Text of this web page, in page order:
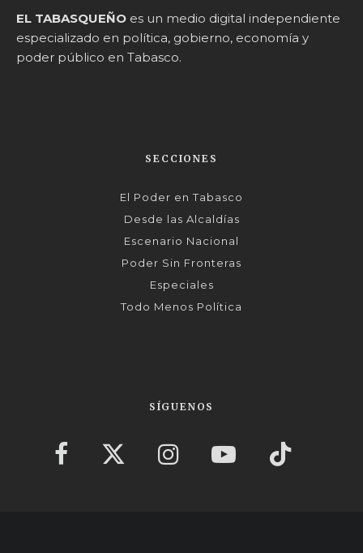
EL TABASQUEÑO es un medio digital independiente
especializado en política, gobierno, economía y
poder público en Tabasco.
SECCIONES
El Poder en Tabasco
Desde las Alcaldías
Escenario Nacional
Poder Sin Fronteras
Especiales
Todo Menos Política
SÍGUENOS